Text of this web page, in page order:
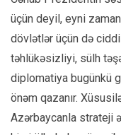
üçün deyil, eyni
dövlətlər üçün də
təhlükəsizliyi, sülh
diplomatiya bugünkü
önəm qazanır.
Azərbaycanla strateji